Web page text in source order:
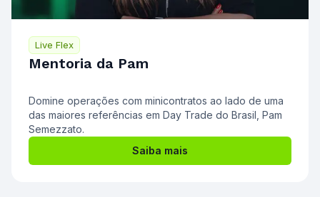
Live Flex
Mentoria da Pam
Domine operações com minicontratos ao lado de uma
das maiores referências em Day Trade do Brasil, Pam
Semezzato.
Saiba mais